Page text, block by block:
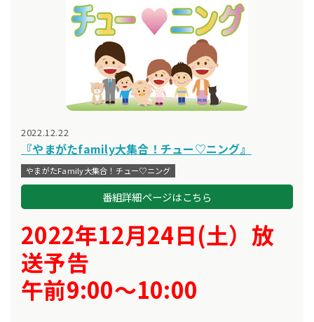
2022.12.22
『やまがたfamily大集合！チュー♡ニング』
やまがたFamily大集合！チュー♡ニング
番組詳細ページはこちら
2022年12月24日(土）放
送予告
午前9:00～10:00